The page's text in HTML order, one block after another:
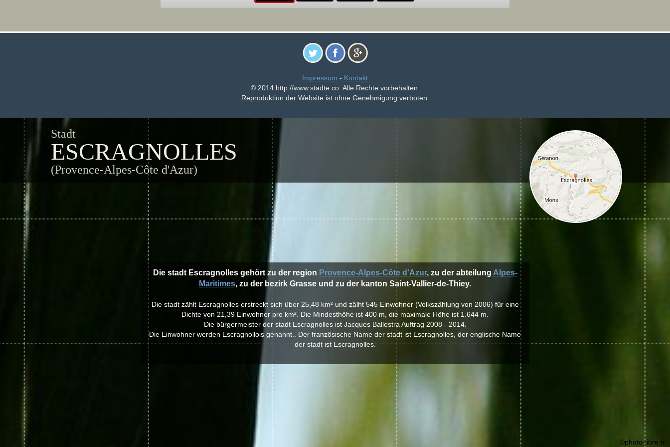
Impressum - Kontakt
© 2014 http://www.stadte.co. Alle Rechte vorbehalten.
Reproduktion der Website ist ohne Genehmigung verboten.
Stadt
ESCRAGNOLLES
(Provence-Alpes-Côte d'Azur)
Die stadt Escragnolles gehört zu der region Provence-Alpes-Côte d'Azur, zu der abteilung Alpes-
Maritimes, zu der bezirk Grasse und zu der kanton Saint-Vallier-de-Thiey.
Die stadt zählt Escragnolles erstreckt sich über 25,48 km² und zälht 545 Einwohner (Volkszählung von 2006) für eine
Dichte von 21,39 Einwohner pro km². Die Mindesthöhe ist 400 m, die maximale Höhe ist 1.644 m.
Die bürgermeister der stadt Escragnolles ist Jacques Ballestra Auftrag 2008 - 2014.
Die Einwohner werden Escragnollois genannt.. Der französische Name der stadt ist Escragnolles, der englische Name
der stadt ist Escragnolles.
©photo-libre.fr